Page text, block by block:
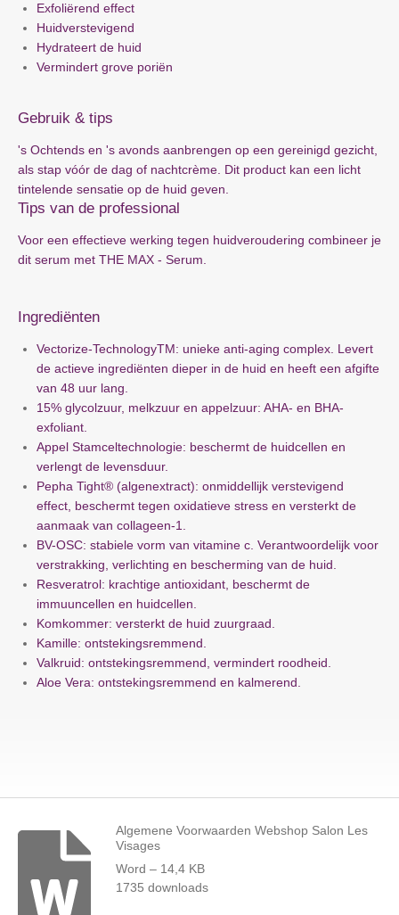
Exfoliërend effect
Huidverstevigend
Hydrateert de huid
Vermindert grove poriën
Gebruik & tips
's Ochtends en 's avonds aanbrengen op een gereinigd gezicht,
als stap vóór de dag of nachtcrème. Dit product kan een licht
tintelende sensatie op de huid geven.
Tips van de professional
Voor een effectieve werking tegen huidveroudering combineer je
dit serum met THE MAX - Serum.
Ingrediënten
Vectorize-TechnologyTM: unieke anti-aging complex. Levert
de actieve ingrediënten dieper in de huid en heeft een afgifte
van 48 uur lang.
15% glycolzuur, melkzuur en appelzuur: AHA- en BHA-
exfoliant.
Appel Stamceltechnologie: beschermt de huidcellen en
verlengt de levensduur.
Pepha Tight® (algenextract): onmiddellijk verstevigend
effect, beschermt tegen oxidatieve stress en versterkt de
aanmaak van collageen-1.
BV-OSC: stabiele vorm van vitamine c. Verantwoordelijk voor
verstrakking, verlichting en bescherming van de huid.
Resveratrol: krachtige antioxidant, beschermt de
immuuncellen en huidcellen.
Komkommer: versterkt de huid zuurgraad.
Kamille: ontstekingsremmend.
Valkruid: ontstekingsremmend, vermindert roodheid.
Aloe Vera: ontstekingsremmend en kalmerend.
Algemene Voorwaarden Webshop Salon Les
Visages
Word – 14,4 KB
1735 downloads